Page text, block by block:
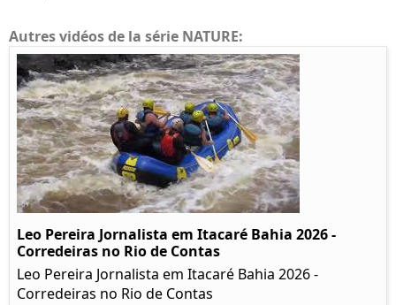
Autres vidéos de la série NATURE:
Leo Pereira Jornalista em Itacaré Bahia 2026 -
Corredeiras no Rio de Contas
Leo Pereira Jornalista em Itacaré Bahia 2026 -
Corredeiras no Rio de Contas